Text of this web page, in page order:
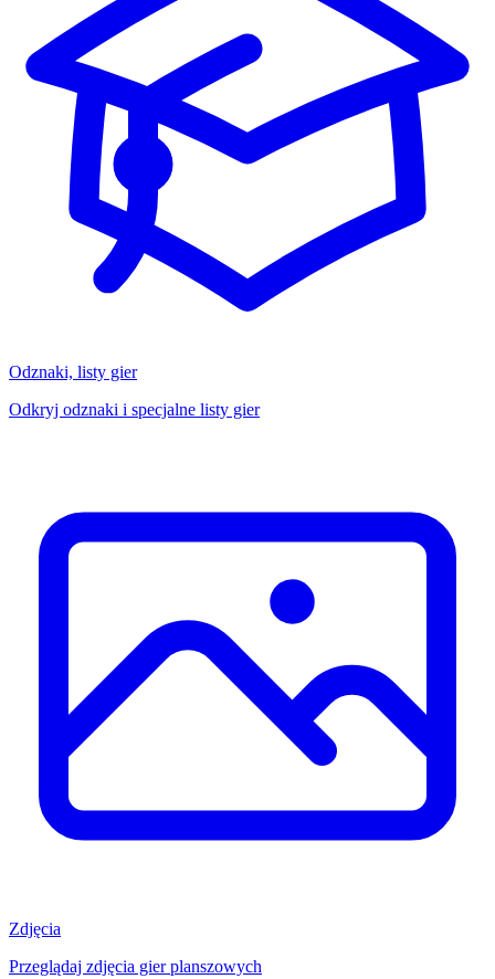
Odznaki, listy gier
Odkryj odznaki i specjalne listy gier
Zdjęcia
Przeglądaj zdjęcia gier planszowych